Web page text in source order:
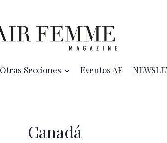
Otras Secciones Eventos AF
Canadá